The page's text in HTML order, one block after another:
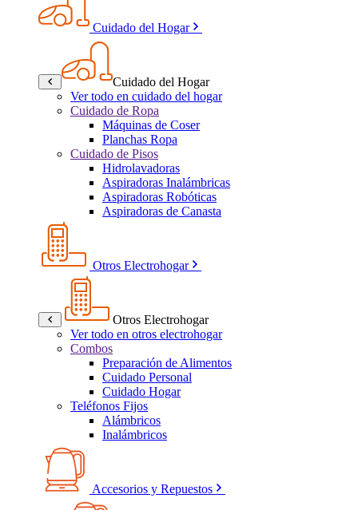
Cuidado del Hogar
Cuidado del Hogar
Ver todo en cuidado del hogar
Cuidado de Ropa
Máquinas de Coser
Planchas Ropa
Cuidado de Pisos
Hidrolavadoras
Aspiradoras Inalámbricas
Aspiradoras Robóticas
Aspiradoras de Canasta
Otros Electrohogar
Otros Electrohogar
Ver todo en otros electrohogar
Combos
Preparación de Alimentos
Cuidado Personal
Cuidado Hogar
Teléfonos Fijos
Alámbricos
Inalámbricos
Accesorios y Repuestos